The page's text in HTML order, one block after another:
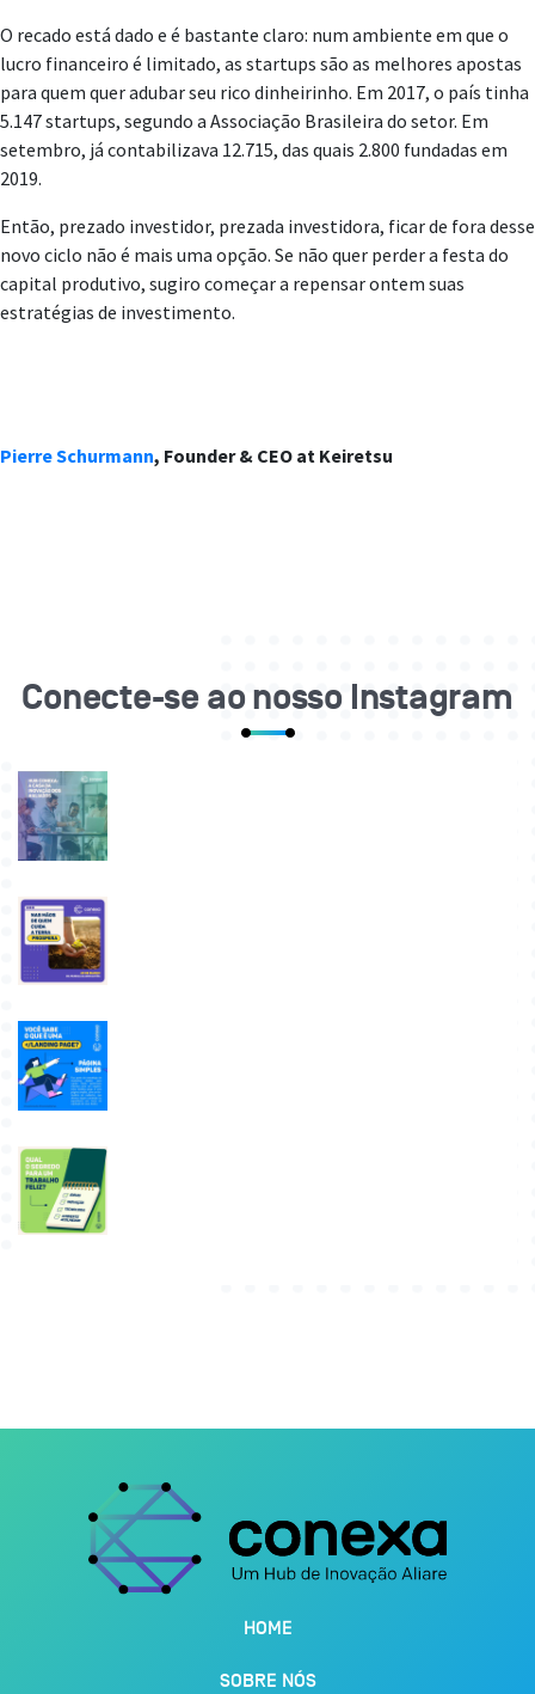
O recado está dado e é bastante claro: num ambiente em que o
lucro financeiro é limitado, as startups são as melhores apostas
para quem quer adubar seu rico dinheirinho. Em 2017, o país tinha
5.147 startups, segundo a Associação Brasileira do setor. Em
setembro, já contabilizava 12.715, das quais 2.800 fundadas em
2019.
Então, prezado investidor, prezada investidora, ficar de fora desse
novo ciclo não é mais uma opção. Se não quer perder a festa do
capital produtivo, sugiro começar a repensar ontem suas
estratégias de investimento.
Pierre Schurmann, Founder & CEO at Keiretsu
Conecte-se ao nosso Instagram
HOME
SOBRE NÓS